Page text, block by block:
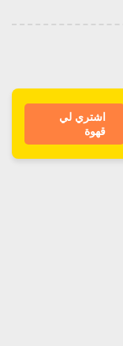
اشتري لي
قهوة